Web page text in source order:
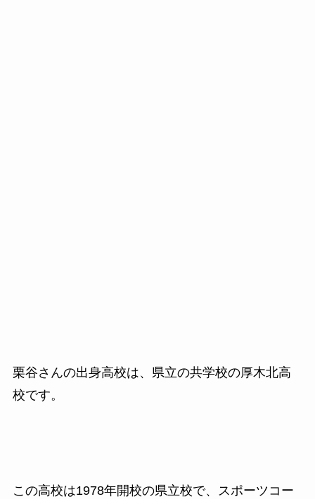
栗谷さんの出身高校は、県立の共学校の厚木北高
校です。
この高校は1978年開校の県立校で、スポーツコー